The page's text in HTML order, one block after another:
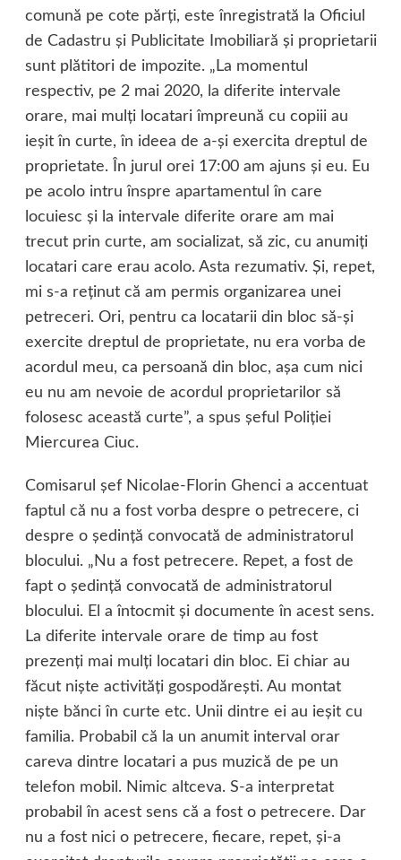
comună pe cote părţi, este înregistrată la Oficiul
de Cadastru şi Publicitate Imobiliară şi proprietarii
sunt plătitori de impozite. „La momentul
respectiv, pe 2 mai 2020, la diferite intervale
orare, mai mulţi locatari împreună cu copiii au
ieşit în curte, în ideea de a-şi exercita dreptul de
proprietate. În jurul orei 17:00 am ajuns şi eu. Eu
pe acolo intru înspre apartamentul în care
locuiesc şi la intervale diferite orare am mai
trecut prin curte, am socializat, să zic, cu anumiţi
locatari care erau acolo. Asta rezumativ. Şi, repet,
mi s-a reţinut că am permis organizarea unei
petreceri. Ori, pentru ca locatarii din bloc să-şi
exercite dreptul de proprietate, nu era vorba de
acordul meu, ca persoană din bloc, aşa cum nici
eu nu am nevoie de acordul proprietarilor să
folosesc această curte”, a spus şeful Poliţiei
Miercurea Ciuc.
Comisarul şef Nicolae-Florin Ghenci a accentuat
faptul că nu a fost vorba despre o petrecere, ci
despre o şedinţă convocată de administratorul
blocului. „Nu a fost petrecere. Repet, a fost de
fapt o şedinţă convocată de administratorul
blocului. El a întocmit şi documente în acest sens.
La diferite intervale orare de timp au fost
prezenţi mai mulţi locatari din bloc. Ei chiar au
făcut nişte activităţi gospodăreşti. Au montat
nişte bănci în curte etc. Unii dintre ei au ieşit cu
familia. Probabil că la un anumit interval orar
careva dintre locatari a pus muzică de pe un
telefon mobil. Nimic altceva. S-a interpretat
probabil în acest sens că a fost o petrecere. Dar
nu a fost nici o petrecere, fiecare, repet, şi-a